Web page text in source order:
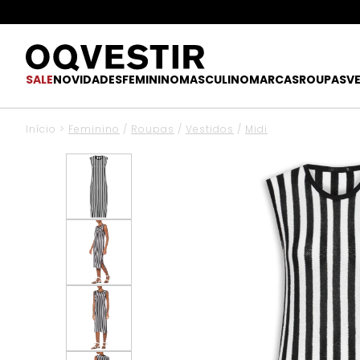
SALENOVIDADESFEMININOMASCULINOMARCASROUPAS
Início > Feminino / Roupas / Vestidos / Midi